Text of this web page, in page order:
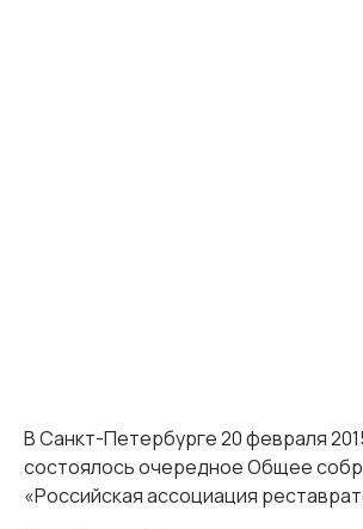
В Санкт-Петербурге 20 февраля
состоялось очередное Общее
«Российская ассоциация